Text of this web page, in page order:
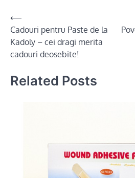
Post
navigation
⟵
Cadouri pentru Paste de la
Kadoly – cei dragi merita
cadouri deosebite!
Related Posts